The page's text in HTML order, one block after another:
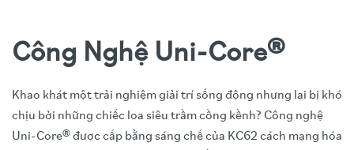
Công Nghệ Uni-Core®
Khao khát một trải nghiệm giải trí sống động nhưng lại bị khó
chịu bởi những chiếc loa siêu trầm cồng kềnh? Công nghệ
Uni-Core® được cấp bằng sáng chế của KC62 cách mạng hóa